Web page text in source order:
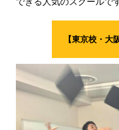
【東京校・大